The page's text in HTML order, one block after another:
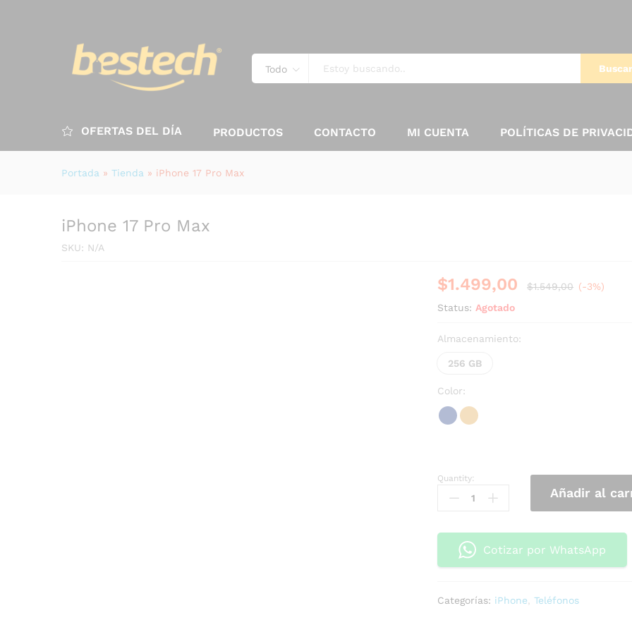
Todo Buscar
OFERTAS DEL DÍA PRODUCTOS CONTACTO MI CUENTA POLÍTICAS DE
Portada » Tienda » iPhone 17 Pro Max
iPhone 17 Pro Max
SKU: N/A
$1.499,00 $1.549,00 (-3%)
Status: Agotado
Almacenamiento:
256 GB
Color:
Quantity:
Añadir al
Cotizar por WhatsApp
Categorías: iPhone,Teléfonos